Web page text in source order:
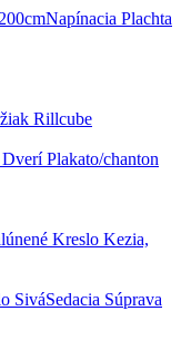
Napínacia Plachta
Rillcube
Plakato/chanton
Kreslo Kezia,
Sedacia Súprava